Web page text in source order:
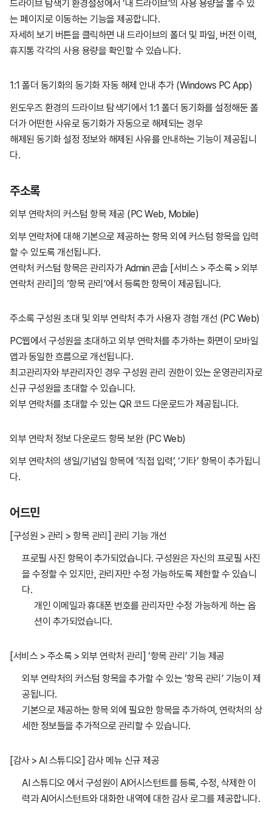
드라이브 탐색기 환경설정에서 ‘내 드라이브’의 사용 용량을 볼 수 있
는 페이지로 이동하는 기능을 제공합니다.
자세히 보기 버튼을 클릭하면 내 드라이브의 폴더 및 파일, 버전 이력,
휴지통 각각의 사용 용량을 확인할 수 있습니다.
1:1 폴더 동기화의 동기화 자동 해제 안내 추가 (Windows PC App)
윈도우즈 환경의 드라이브 탐색기에서 1:1 폴더 동기화를 설정해둔 폴
더가 어떤한 사유로 동기화가 자동으로 해제되는 경우
해제된 동기화 설정 정보와 해제된 사유를 안내하는 기능이 제공됩니
다.
주소록
외부 연락처의 커스텀 항목 제공 (PC Web, Mobile)
외부 연락처에 대해 기본으로 제공하는 항목 외에 커스텀 항목을 입력
할 수 있도록 개선됩니다.
연락처 커스텀 항목은 관리자가 Admin 콘솔 [서비스 > 주소록 > 외부
연락처 관리]의 ‘항목 관리’에서 등록한 항목이 제공됩니다.
주소록 구성원 초대 및 외부 연락처 추가 사용자 경험 개선 (PC Web)
PC웹에서 구성원을 초대하고 외부 연락처를 추가하는 화면이 모바일
앱과 동일한 흐름으로 개선됩니다.
최고관리자와 부관리자인 경우 구성원 관리 권한이 있는 운영관리자로
신규 구성원을 초대할 수 있습니다.
외부 연락처를 초대할 수 있는 QR 코드 다운로드가 제공됩니다.
외부 연락처 정보 다운로드 항목 보완 (PC Web)
외부 연락처의 생일/기념일 항목에 ‘직접 입력’, ‘기타’ 항목이 추가됩니
다.
어드민
[구성원 > 관리 > 항목 관리] 관리 기능 개선
프로필 사진 항목이 추가되었습니다. 구성원은 자신의 프로필 사진
을 수정할 수 있지만, 관리자만 수정 가능하도록 제한할 수 있습니
다.
개인 이메일과 휴대폰 번호를 관리자만 수정 가능하게 하는 옵
션이 추가되었습니다.
[서비스 > 주소록 > 외부 연락처 관리] ‘항목 관리’ 기능 제공
외부 연락처의 커스텀 항목을 추가할 수 있는 ‘항목 관리’ 기능이 제
공됩니다.
기본으로 제공하는 항목 외에 필요한 항목을 추가하여, 연락처의 상
세한 정보들을 추가적으로 관리할 수 있습니다.
[감사 > AI 스튜디오] 감사 메뉴 신규 제공
AI 스튜디오 에서 구성원이 AI어시스턴트를 등록, 수정, 삭제한 이
력과 AI어시스턴트와 대화한 내역에 대한 감사 로그를 제공합니다.